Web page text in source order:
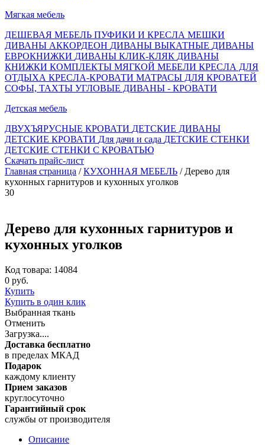
Мягкая мебель
ДЕШЕВАЯ МЕБЕЛЬ ПУФИКИ И КРЕСЛА МЕШКИ
ДИВАНЫ АККОРДЕОН ДИВАНЫ ВЫКАТНЫЕ ДИВАНЫ
ЕВРОКНИЖКИ ДИВАНЫ КЛИК-КЛЯК ДИВАНЫ
КНИЖКИ КОМПЛЕКТЫ МЯГКОЙ МЕБЕЛИ КРЕСЛА ДЛЯ
ОТДЫХА КРЕСЛА-КРОВАТИ МАТРАСЫ ДЛЯ КРОВАТЕЙ
СОФЫ, ТАХТЫ УГЛОВЫЕ ДИВАНЫ - КРОВАТИ
Детская мебель
ДВУХЪЯРУСНЫЕ КРОВАТИ ДЕТСКИЕ ДИВАНЫ
ДЕТСКИЕ КРОВАТИ Для дачи и сада ДЕТСКИЕ СТЕНКИ
ДЕТСКИЕ СТЕНКИ С КРОВАТЬЮ
Скачать прайс-лист
Главная страница /КУХОННАЯ МЕБЕЛЬ / Дерево для
кухонных гарнитуров и кухонных уголков
30
Дерево для кухонных гарнитуров и
кухонных уголков
Код товара: 14084
0 руб.
Купить
Купить в один клик
Выбранная ткань
Отменить
Загрузка....
Доставка бесплатно
в пределах МКАД
Подарок
каждому клиенту
Прием заказов
круглосуточно
Гарантийный срок
службы от производителя
Описание